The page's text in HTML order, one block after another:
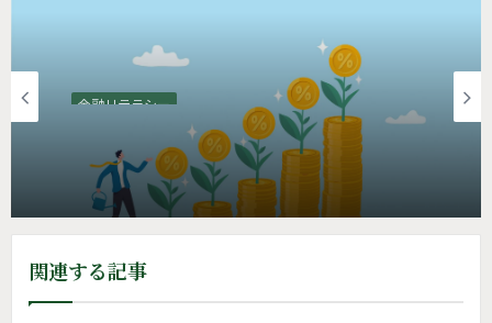
金融リテラシー
米国配当株投資 | 10年前の選択の「間違
関連する記事